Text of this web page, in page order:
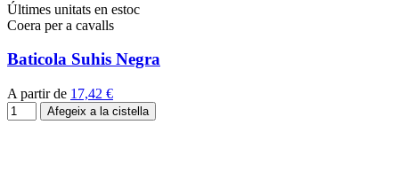
Últimes unitats en estoc
Coera per a cavalls
Baticola Suhis Negra
A partir de 17,42 €
Afegeix a la cistella